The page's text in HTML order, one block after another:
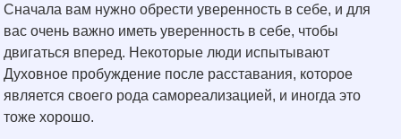
Сначала вам нужно обрести уверенность в себе, и для
вас очень важно иметь уверенность в себе, чтобы
двигаться вперед. Некоторые люди испытывают
Духовное пробуждение после расставания, которое
является своего рода самореализацией, и иногда это
тоже хорошо.